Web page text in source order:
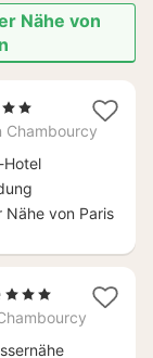
Nähe von
Chambourcy
Hotel
Nähe von Paris
2
Nächte
65
, 3 Sterne